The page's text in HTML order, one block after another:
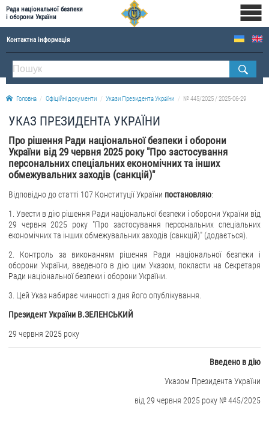
Рада національної безпеки
і оборони України
Контактна інформація
ПРО РНБОУ
Склад Ради національної безпеки і оборони України
Апарат Ради національної безпеки і оборони України
Правова основа діяльності Ради національної безпеки і оборони України
Історична довідка про діяльність Ради національної безпеки і оборони України
ОФІЦІЙНІ ДОКУМЕНТИ
Новини
Drone Deals
Відеогалерея
Звернення громадян
Електронне звернення
Головна Офіційні документи Укази Президента України № 445/2025 / 2025-06-29
УКАЗ ПРЕЗИДЕНТА УКРАЇНИ
Про рішення Ради національної безпеки і оборони
України від 29 червня 2025 року "Про застосування
персональних спеціальних економічних та інших
обмежувальних заходів (санкцій)"
Відповідно до статті 107 Конституції України постановляю:
1. Увести в дію рішення Ради національної безпеки і оборони України від
29 червня 2025 року "Про застосування персональних спеціальних
економічних та інших обмежувальних заходів (санкцій)" (додається).
2. Контроль за виконанням рішення Ради національної безпеки і
оборони України, введеного в дію цим Указом, покласти на Секретаря
Ради національної безпеки і оборони України.
3. Цей Указ набирає чинності з дня його опублікування.
Президент України В.ЗЕЛЕНСЬКИЙ
29 червня 2025 року
Введено в дію
Указом Президента України
від 29 червня 2025 року № 445/2025